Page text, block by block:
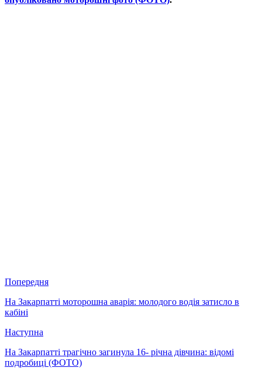
Попередня
На Закарпатті моторошна аварія: молодого водія затисло в
кабіні
Наступна
На Закарпатті трагічно загинула 16- річна дівчина: відомі
подробиці (ФОТО)